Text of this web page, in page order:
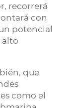
recorrerá
con
potencial
alto
que
como el